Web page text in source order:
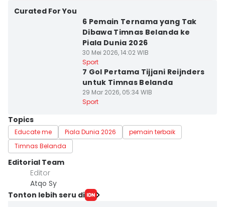
Curated For You
6 Pemain Ternama yang Tak
Dibawa Timnas Belanda ke
Piala Dunia 2026
30 Mei 2026, 14:02 WIB
Sport
7 Gol Pertama Tijjani Reijnders
untuk Timnas Belanda
29 Mar 2026, 05:34 WIB
Sport
Topics
Educate me Piala Dunia 2026
pemain terbaik
Timnas Belanda
Editorial Team
Editor
Atqo Sy
Tonton lebih seru di